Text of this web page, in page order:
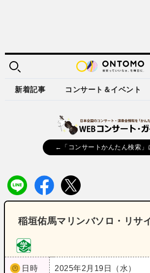
新着記事 コンサート＆イベント
←「コンサートかんたん検索」
稲垣佑馬マリンバソロ・リサ
日時
2025年2月19日（水）